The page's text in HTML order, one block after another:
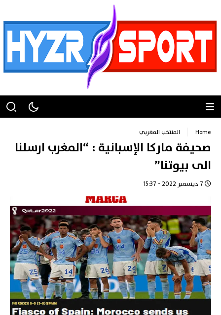
Home المنتخب المغربي
صحيفة ماركا الإسبانية : “المغرب ارسلنا
الى بيوتنا”